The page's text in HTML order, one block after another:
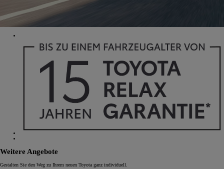
Weitere Angebote
Gestalten Sie den Weg zu Ihrem neuen Toyota ganz individuell.